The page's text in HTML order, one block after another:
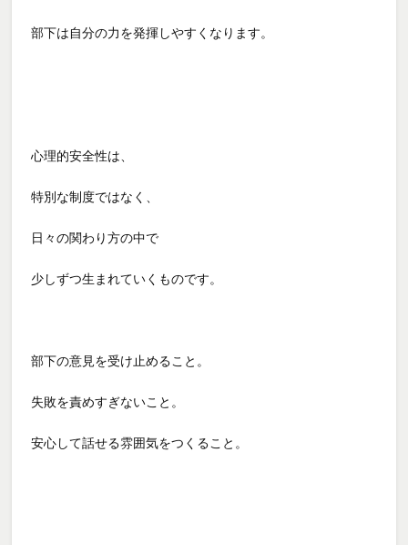
部下は自分の力を発揮しやすくなります。
心理的安全性は、
特別な制度ではなく、
日々の関わり方の中で
少しずつ生まれていくものです。
部下の意見を受け止めること。
失敗を責めすぎないこと。
安心して話せる雰囲気をつくること。